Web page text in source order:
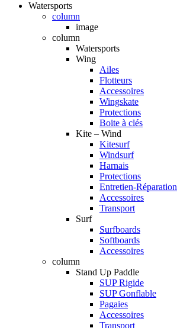
Watersports
column
image
column
Watersports
Wing
Ailes
Flotteurs
Accessoires
Wingskate
Protections
Boite à clés
Kite – Wind
Kitesurf
Windsurf
Harnais
Protections
Entretien-Réparation
Accessoires
Transport
Surf
Surfboards
Softboards
Accessoires
column
Stand Up Paddle
SUP Rigide
SUP Gonflable
Pagaies
Accessoires
Transport